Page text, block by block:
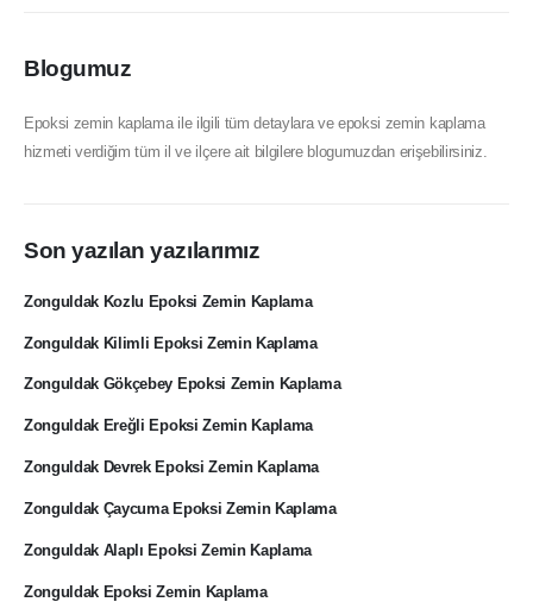
Blogumuz
Epoksi zemin kaplama ile ilgili tüm detaylara ve epoksi zemin kaplama
hizmeti verdiğim tüm il ve ilçere ait bilgilere blogumuzdan erişebilirsiniz.
Son yazılan yazılarımız
Zonguldak Kozlu Epoksi Zemin Kaplama
Zonguldak Kilimli Epoksi Zemin Kaplama
Zonguldak Gökçebey Epoksi Zemin Kaplama
Zonguldak Ereğli Epoksi Zemin Kaplama
Zonguldak Devrek Epoksi Zemin Kaplama
Zonguldak Çaycuma Epoksi Zemin Kaplama
Zonguldak Alaplı Epoksi Zemin Kaplama
Zonguldak Epoksi Zemin Kaplama